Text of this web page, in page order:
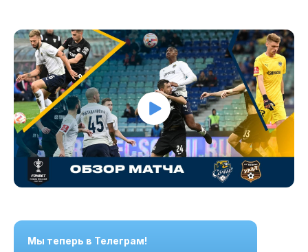
Мы теперь в Телеграм!